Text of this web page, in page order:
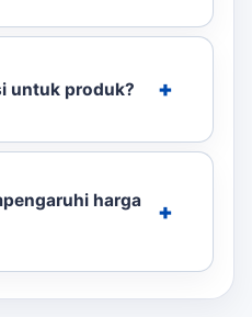
untuk produk?
harga